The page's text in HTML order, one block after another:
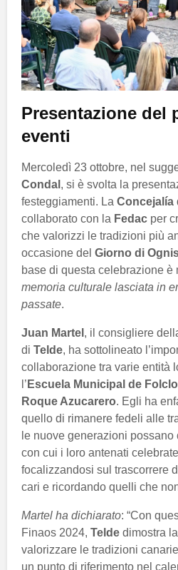
Presentazione del
eventi
Mercoledì 23 ottobre, nel
Condal , si è svolta la
festeggiamenti. La Concejalía
collaborato con la Fedac per
che valorizzi le tradizioni più
occasione del Giorno di
base di questa celebrazione è
memoria culturale lasciata in
passate.
Juan Martel , il consigliere
di Telde, ha sottolineato
collaborazione tra varie entità
l’ Escuela Municipal de
Roque Azucarero. Egli ha
quello di rimanere fedeli alle
le nuove generazioni
con cui i loro antenati
focalizzandosi sul trascorrere
cari e ricordando quelli che
Martel ha dichiarato: “Con
Finaos 2024, Telde dimostra
valorizzare le tradizioni
un punto di riferimento nel